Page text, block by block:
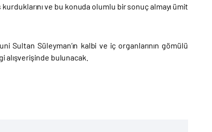
ve bu konuda olumlu bir sonuç almayı ümit
Sultan Süleyman’ın kalbi ve iç organlarının gömülü
alışverişinde bulunacak.